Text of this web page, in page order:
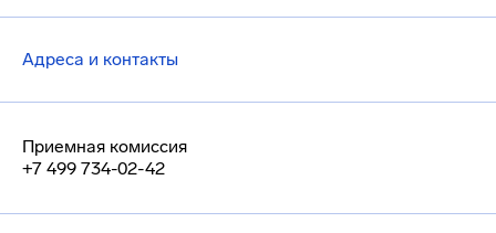
Адреса и контакты
Приемная комиссия
+7 499 734-02-42